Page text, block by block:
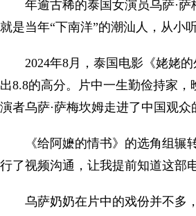
年逾古稀的泰国女演员乌萨·
就是当年“下南洋”的潮汕人，从小
2024年8月，泰国电影《姥姥
出8.8的高分。片中一生勤俭持家
演者乌萨·萨梅坎姆走进了中国观众
《给阿嬷的情书》的选角组
行了视频沟通，让我提前知道这部
乌萨奶奶在片中的戏份并不多